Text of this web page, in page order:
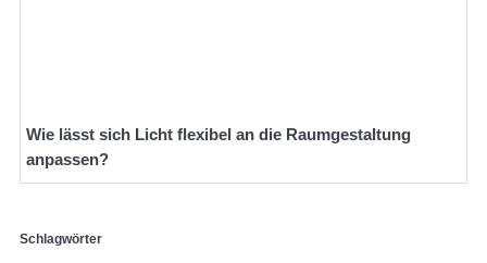
Wie lässt sich Licht flexibel an die Raumgestaltung
anpassen?
Schlagwörter